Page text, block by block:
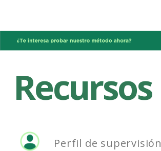
Recursos
Perfil de supervisión